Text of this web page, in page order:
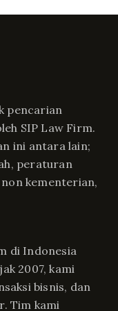
pencarian
SIP Law Firm.
ini antara lain;
peraturan
kementerian,
di Indonesia
2007, kami
bisnis, dan
Tim kami